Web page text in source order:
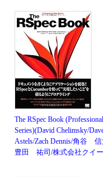
The RSpec Book
Series)(David Chelimsky/
Astels/Zach Dennis/角谷
豊田 祐司/株式会社クイ